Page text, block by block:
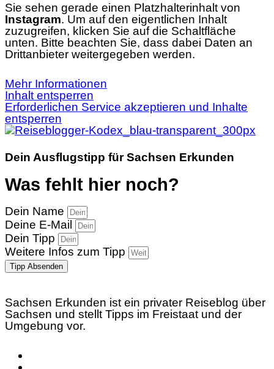
Sie sehen gerade einen Platzhalterinhalt von
Instagram. Um auf den eigentlichen Inhalt
zuzugreifen, klicken Sie auf die Schaltfläche
unten. Bitte beachten Sie, dass dabei Daten an
Drittanbieter weitergegeben werden.
Mehr Informationen
Inhalt entsperren
Erforderlichen Service akzeptieren und Inhalte
entsperren
Dein Ausflugstipp für Sachsen Erkunden
Was fehlt hier noch?
Dein Name
Deine E-Mail
Dein Tipp
Weitere Infos zum Tipp
Tipp Absenden
Sachsen Erkunden ist ein privater Reiseblog über
Sachsen und stellt Tipps im Freistaat und der
Umgebung vor.